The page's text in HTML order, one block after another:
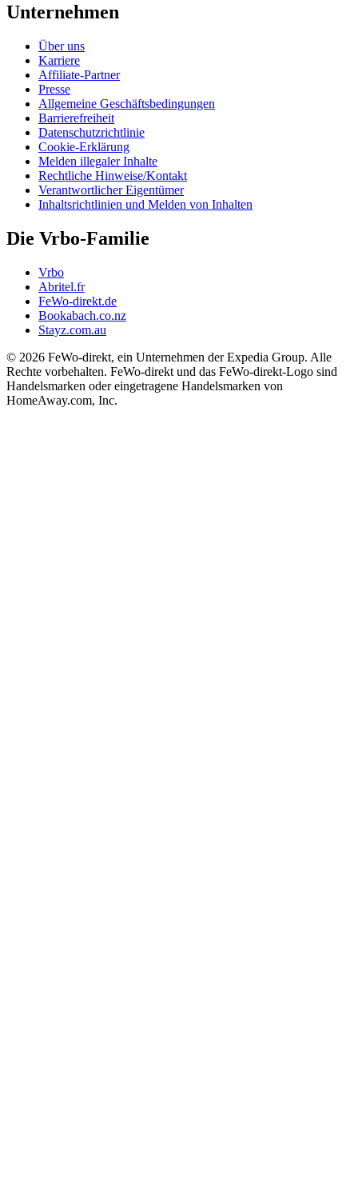
Unternehmen
Über uns
Karriere
Affiliate-Partner
Presse
Allgemeine Geschäftsbedingungen
Barrierefreiheit
Datenschutzrichtlinie
Cookie-Erklärung
Melden illegaler Inhalte
Rechtliche Hinweise/Kontakt
Verantwortlicher Eigentümer
Inhaltsrichtlinien und Melden von Inhalten
Die Vrbo-Familie
Vrbo
Abritel.fr
FeWo-direkt.de
Bookabach.co.nz
Stayz.com.au
© 2026 FeWo-direkt, ein Unternehmen der Expedia Group. Alle
Rechte vorbehalten. FeWo-direkt und das FeWo-direkt-Logo sind
Handelsmarken oder eingetragene Handelsmarken von
HomeAway.com, Inc.